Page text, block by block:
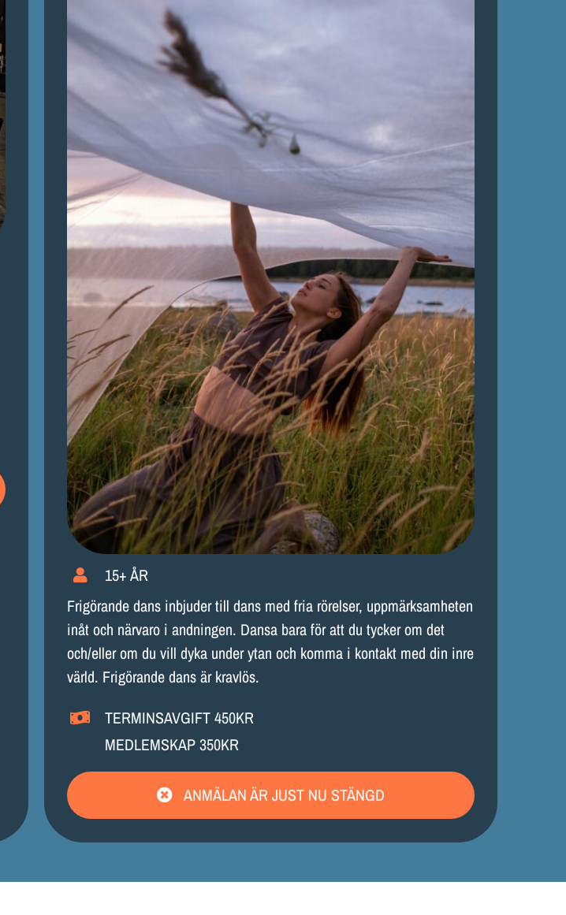
TEATERSMEDJAN PLAY
15+ ÅR
Frigörande dans inbjuder till dans med fria rörelser, uppmärksamheten
inåt och närvaro i andningen. Dansa bara för att du tycker om det
och/eller om du vill dyka under ytan och komma i kontakt med din inre
värld. Frigörande dans är kravlös.
TERMINSAVGIFT 450KR
MEDLEMSKAP 350KR
ANMÄLAN ÄR JUST NU STÄNGD